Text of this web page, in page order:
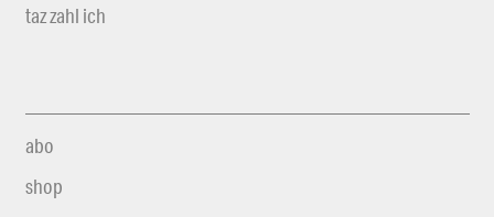
taz zahl ich
abo
shop